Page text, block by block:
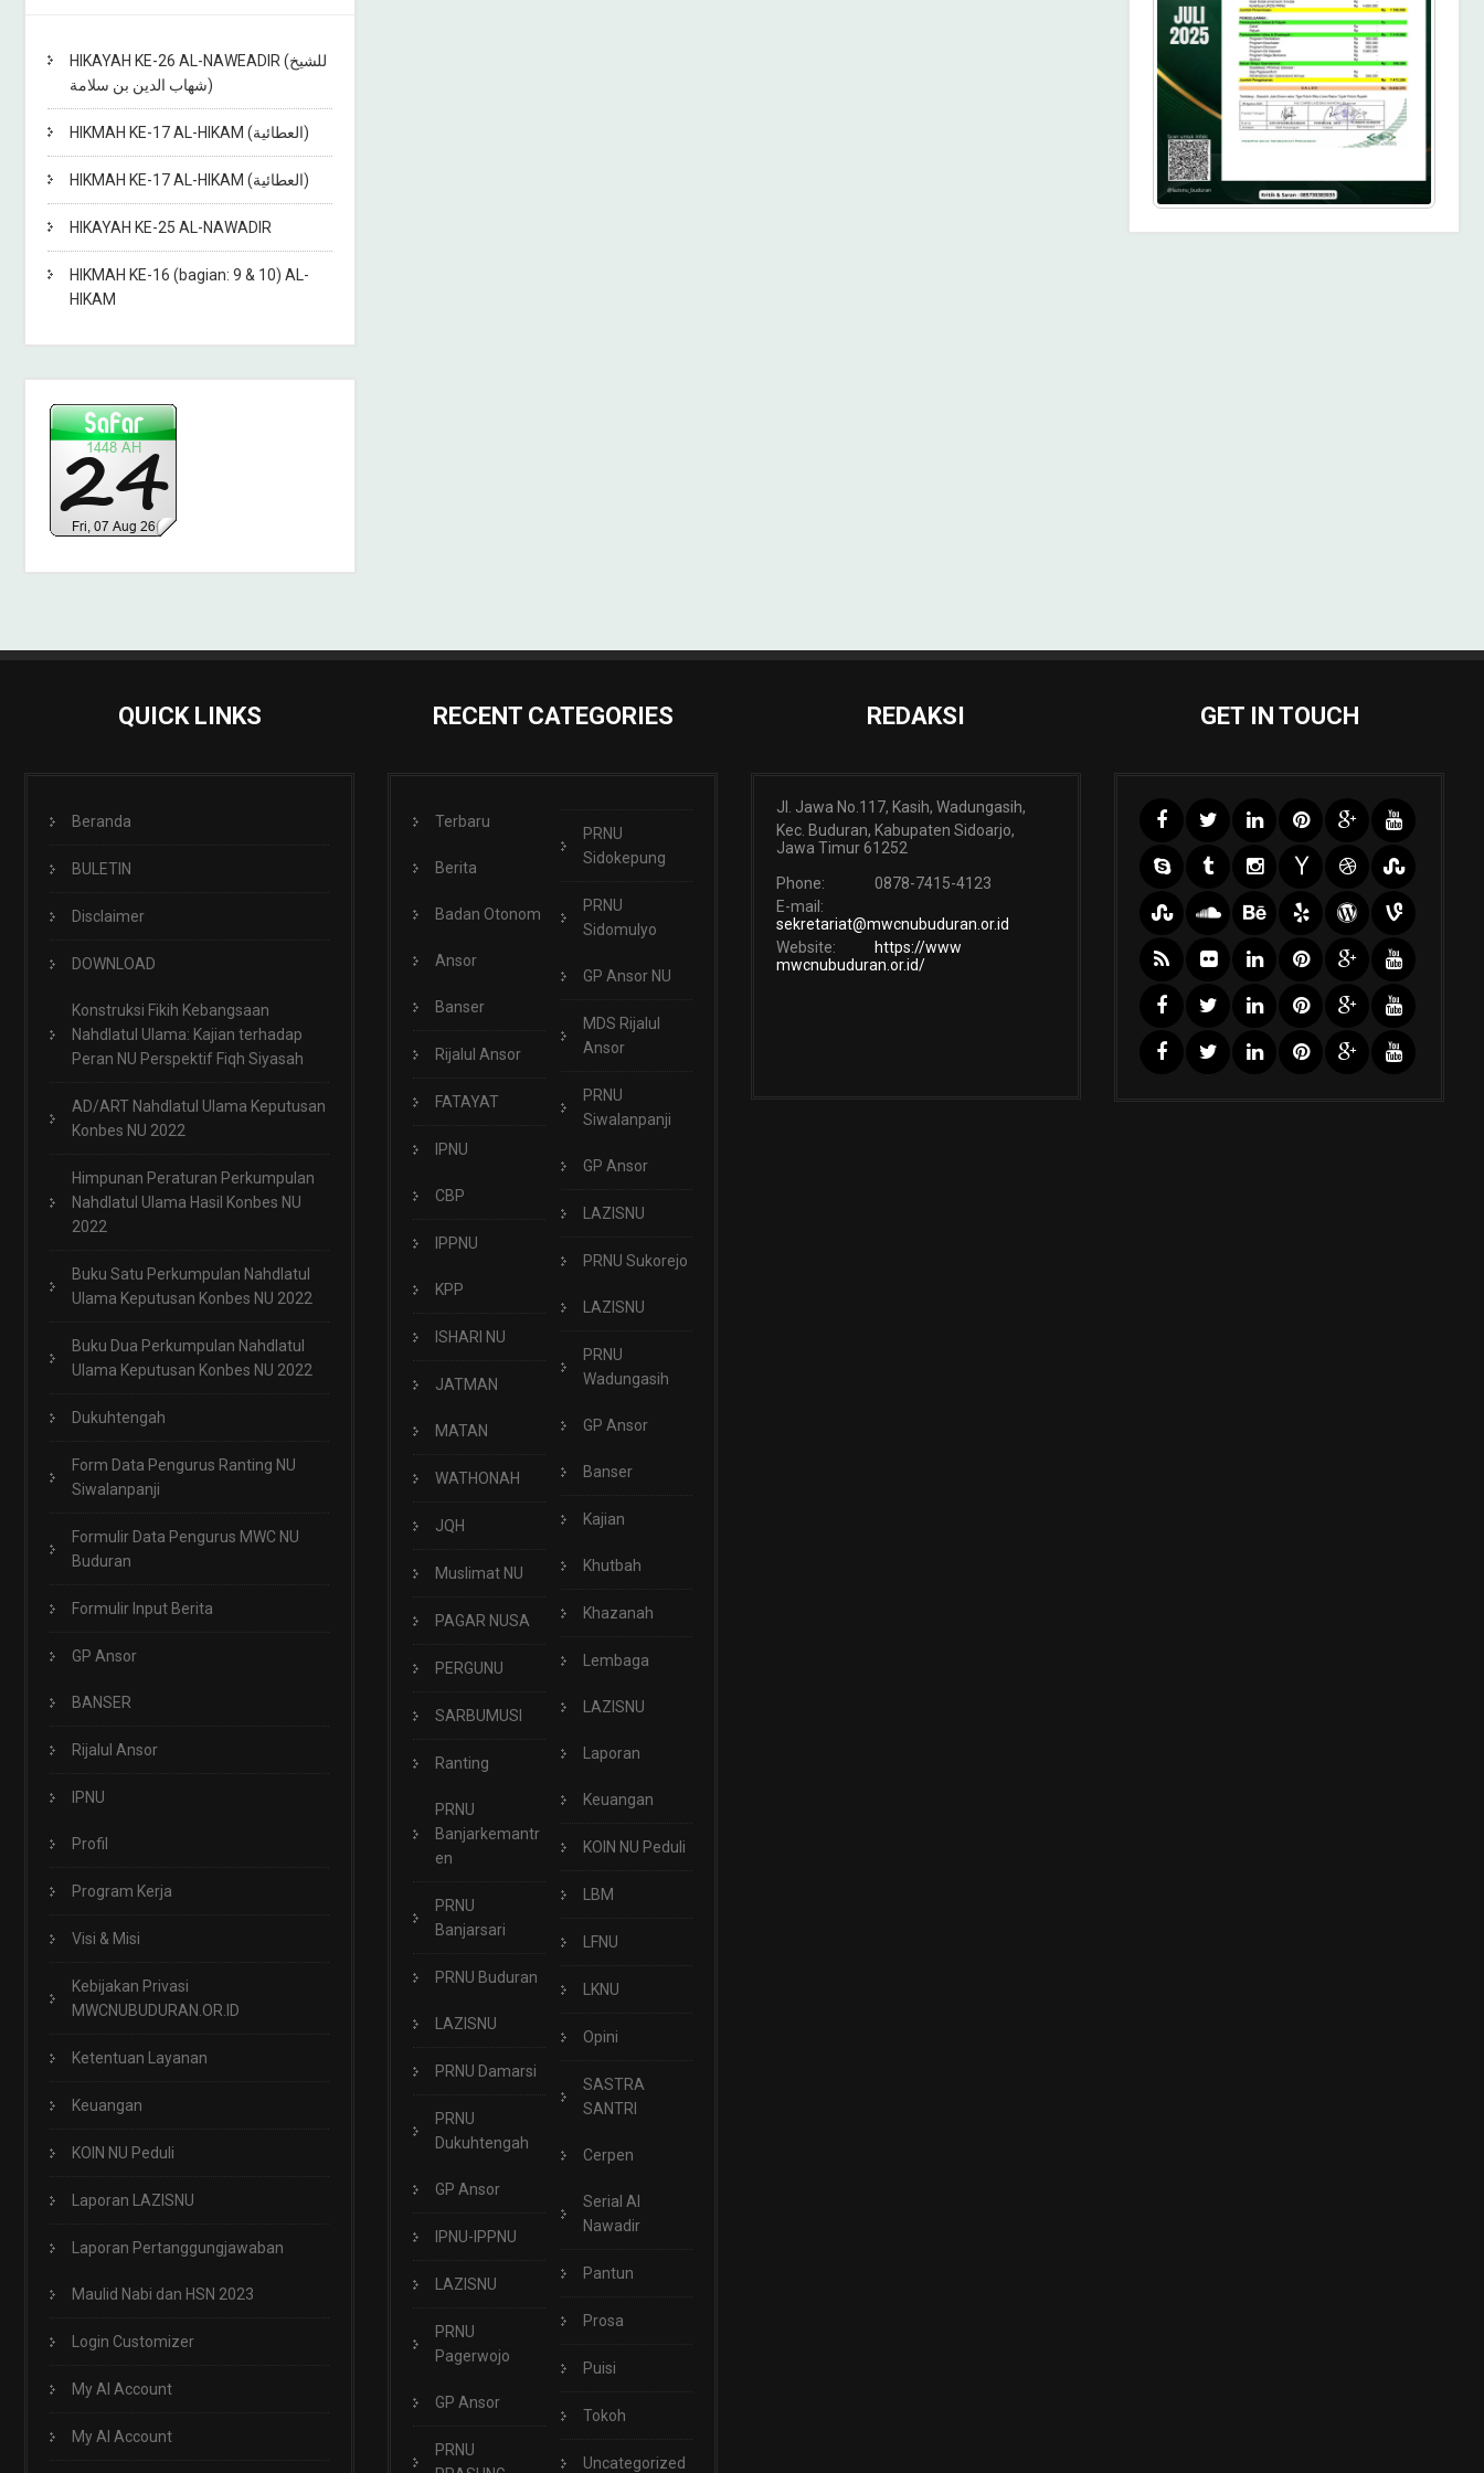
HIKAYAH KE-26 AL-NAWEADIR (للشيخ
شهاب الدين بن سلامة)
HIKMAH KE-17 AL-HIKAM (العطائية)
HIKMAH KE-17 AL-HIKAM (العطائية)
HIKAYAH KE-25 AL-NAWADIR
HIKMAH KE-16 (bagian: 9 & 10) AL-
HIKAM
QUICK LINKS
Beranda
BULETIN
Disclaimer
DOWNLOAD
Konstruksi Fikih Kebangsaan
Nahdlatul Ulama: Kajian terhadap
Peran NU Perspektif Fiqh Siyasah
AD/ART Nahdlatul Ulama Keputusan
Konbes NU 2022
Himpunan Peraturan Perkumpulan
Nahdlatul Ulama Hasil Konbes NU
2022
Buku Satu Perkumpulan Nahdlatul
Ulama Keputusan Konbes NU 2022
Buku Dua Perkumpulan Nahdlatul
Ulama Keputusan Konbes NU 2022
Dukuhtengah
Form Data Pengurus Ranting NU
Siwalanpanji
Formulir Data Pengurus MWC NU
Buduran
Formulir Input Berita
GP Ansor
BANSER
Rijalul Ansor
IPNU
Profil
Program Kerja
Visi & Misi
Kebijakan Privasi
MWCNUBUDURAN.OR.ID
Ketentuan Layanan
Keuangan
KOIN NU Peduli
Laporan LAZISNU
Laporan Pertanggungjawaban
Maulid Nabi dan HSN 2023
Login Customizer
My AI Account
My AI Account
RECENT CATEGORIES
Terbaru
Berita
Badan Otonom
Ansor
Banser
Rijalul Ansor
FATAYAT
IPNU
CBP
IPPNU
KPP
ISHARI NU
JATMAN
MATAN
WATHONAH
JQH
Muslimat NU
PAGAR NUSA
PERGUNU
SARBUMUSI
Ranting
PRNU
Banjarkemantr
en
PRNU
Banjarsari
PRNU Buduran
LAZISNU
PRNU Damarsi
PRNU
Dukuhtengah
GP Ansor
IPNU-IPPNU
LAZISNU
PRNU
Pagerwojo
GP Ansor
PRNU
PRNU
Sidokepung
PRNU
Sidomulyo
GP Ansor NU
MDS Rijalul
Ansor
PRNU
Siwalanpanji
GP Ansor
LAZISNU
PRNU Sukorejo
LAZISNU
PRNU
Wadungasih
GP Ansor
Banser
Kajian
Khutbah
Khazanah
Lembaga
LAZISNU
Laporan
Keuangan
KOIN NU Peduli
LBM
LFNU
LKNU
Opini
SASTRA
SANTRI
Cerpen
Serial Al
Nawadir
Pantun
Prosa
Puisi
Tokoh
Uncategorized
REDAKSI
Jl. Jawa No.117, Kasih, Wadungasih,
Kec. Buduran, Kabupaten Sidoarjo,
Jawa Timur 61252
Phone:
0878-7415-4123
E-mail:
sekretariat@mwcnubuduran.or.id
Website:
https://www
mwcnubuduran.or.id/
GET IN TOUCH